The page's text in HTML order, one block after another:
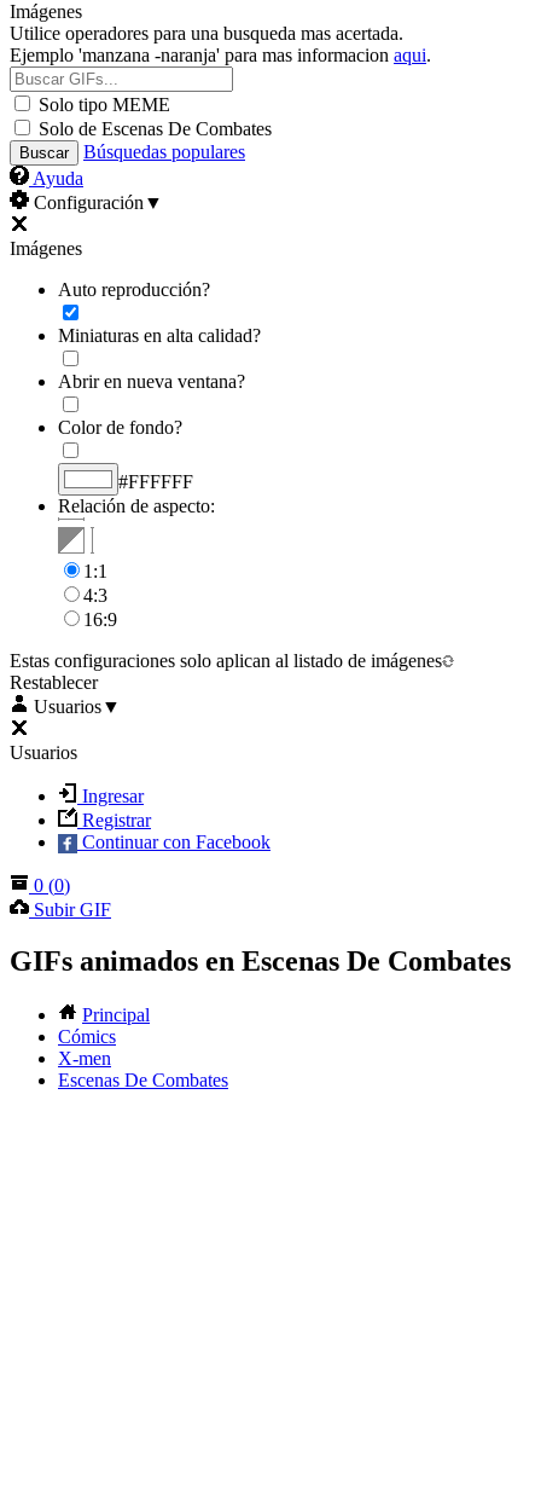
Imágenes
Utilice operadores para una busqueda mas acertada.
Ejemplo 'manzana -naranja' para mas informacion aqui.
Solo tipo MEME
Solo de Escenas De Combates
Búsquedas populares
Ayuda
Configuración ▼
Imágenes
Auto reproducción?
Miniaturas en alta calidad?
Abrir en nueva ventana?
Color de fondo?
#FFFFFF
Relación de aspecto:
1:1
4:3
16:9
Estas configuraciones solo aplican al listado de imágenes
Restablecer
Usuarios▼
Usuarios
Ingresar
Registrar
Continuar con Facebook
0 (0)
Subir GIF
GIFs animados en Escenas De Combates
Principal
Cómics
X-men
Escenas De Combates